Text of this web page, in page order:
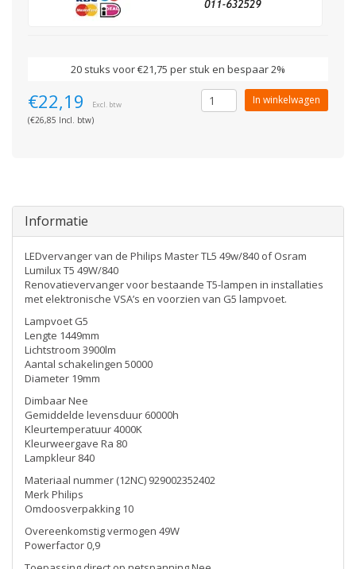
20 stuks voor €21,75 per stuk en bespaar 2%
€22,19 Excl. btw
(€26,85 Incl. btw)
In winkelwagen
Informatie
LEDvervanger van de Philips Master TL5 49w/840 of Osram
Lumilux T5 49W/840
Renovatievervanger voor bestaande T5-lampen in installaties
met elektronische VSA’s en voorzien van G5 lampvoet.
Lampvoet G5
Lengte 1449mm
Lichtstroom 3900lm
Aantal schakelingen 50000
Diameter 19mm
Dimbaar Nee
Gemiddelde levensduur 60000h
Kleurtemperatuur 4000K
Kleurweergave Ra 80
Lampkleur 840
Materiaal nummer (12NC) 929002352402
Merk Philips
Omdoosverpakking 10
Overeenkomstig vermogen 49W
Powerfactor 0,9